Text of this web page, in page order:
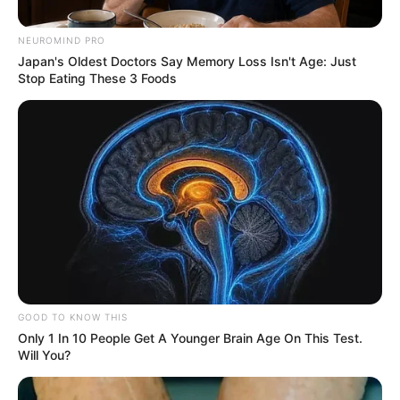
Terror en el Oriente antioqueño:
asesinan a tres jóvenes en una casa
abandonada
MASACRE
Nueva masacre en Andes,
Antioquia: ya son 11 los
2026
MASACRE
NEUROMIND PRO
Japan's Oldest Doctors Say Memory Loss Isn't Age: Just
Stop Eating These 3 Foods
GOOD TO KNOW THIS
Only 1 In 10 People Get A Younger Brain Age On This Test.
Will You?